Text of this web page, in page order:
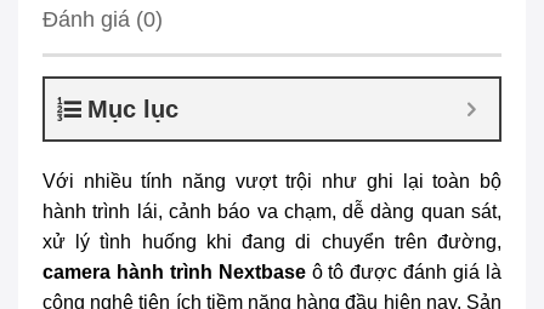
Đánh giá (0)
Mục lục
Với nhiều tính năng vượt trội như ghi lại toàn bộ
hành trình lái, cảnh báo va chạm, dễ dàng quan sát,
xử lý tình huống khi đang di chuyển trên đường,
camera hành trình Nextbaseô tô được đánh giá là
công nghệ tiện ích tiềm năng hàng đầu hiện nay. Sản